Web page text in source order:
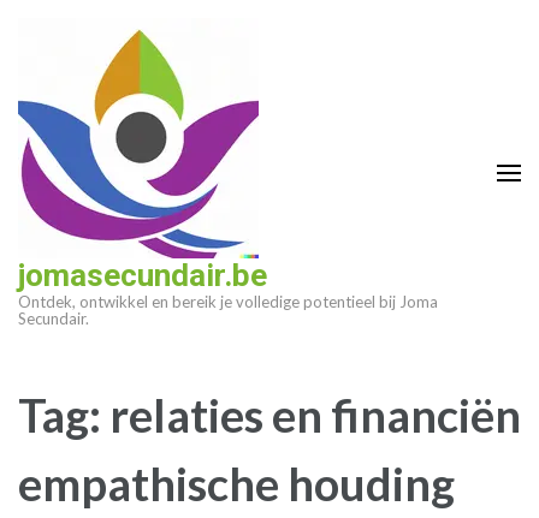
(druk
enter)
jomasecundair.be
Ontdek, ontwikkel en bereik je volledige potentieel bij Joma
Secundair.
Tag: relaties en financiën
empathische houding